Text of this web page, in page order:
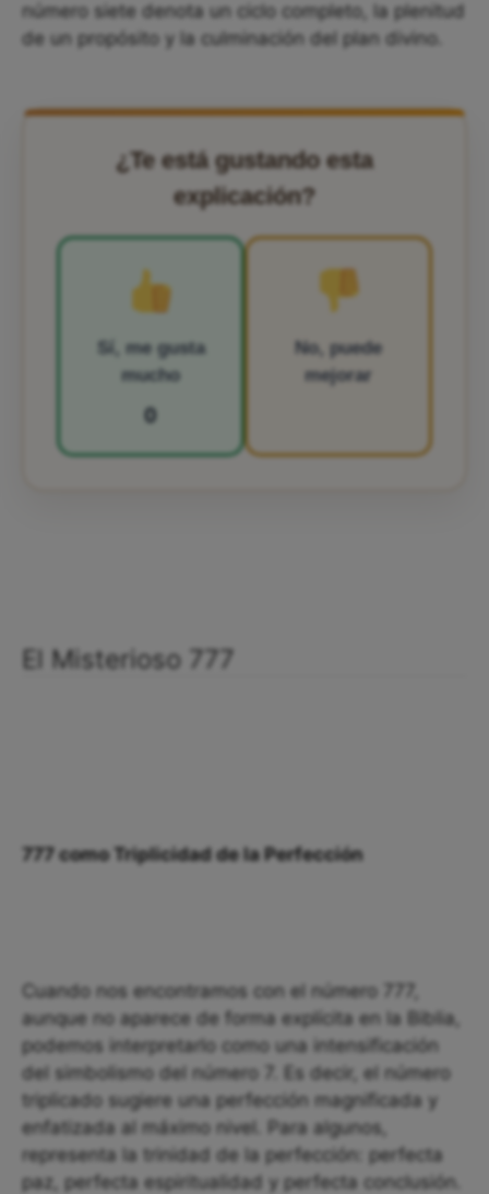
número siete denota un ciclo completo, la plenitud
de un propósito y la culminación del plan divino.
¿Te está gustando esta
explicación?
Sí, me gusta
mucho
0
No, puede
mejorar
El Misterioso 777
777 como Triplicidad de la Perfección
Cuando nos encontramos con el número 777,
aunque no aparece de forma explícita en la Biblia,
podemos interpretarlo como una intensificación
del simbolismo del número 7. Es decir, el número
triplicado sugiere una perfección magnificada y
enfatizada al máximo nivel. Para algunos,
representa la trinidad de la perfección: perfecta
paz, perfecta espiritualidad y perfecta conclusión.